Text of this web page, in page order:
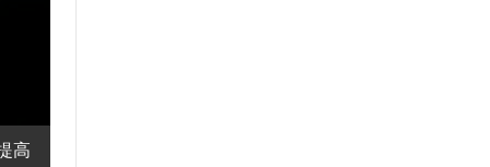
高